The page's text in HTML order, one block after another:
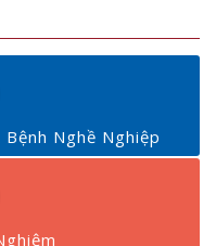
Nghề Nghiệp